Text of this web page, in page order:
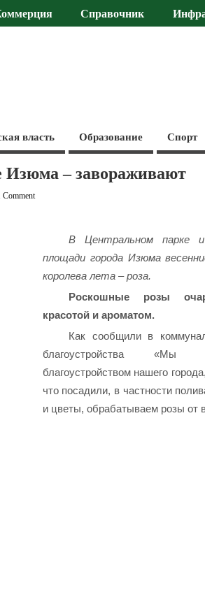
Справочник
власть Образование Спорт
– завораживают
Comment
В Центральном парке
площади города Изюма
королева лета – роза.
Роскошные розы
красотой и ароматом.
Как сообщили в
благоустройства «Мы
благоустройством нашего
что посадили, в частности
и цветы, обрабатываем розы от